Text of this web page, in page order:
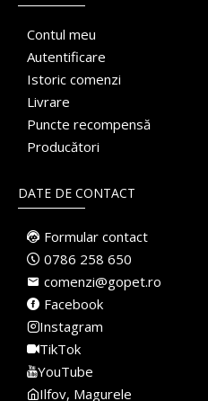
Contul meu
Autentificare
Istoric comenzi
Livrare
Puncte recompensă
Producători
DATE DE CONTACT
Formular contact
0786 258 650
comenzi@gopet.ro
Facebook
Instagram
TikTok
YouTube
Ilfov, Magurele